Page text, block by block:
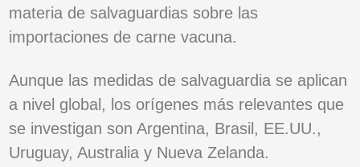
materia de salvaguardias sobre las
importaciones de carne vacuna.
Aunque las medidas de salvaguardia se aplican
a nivel global, los orígenes más relevantes que
se investigan son Argentina, Brasil, EE.UU.,
Uruguay, Australia y Nueva Zelanda.